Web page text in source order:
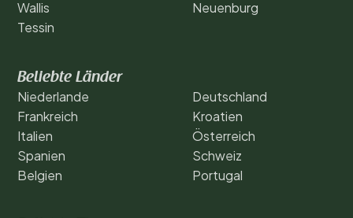
Wallis
Tessin
Neuenburg
Beliebte Länder
Niederlande
Frankreich
Italien
Spanien
Belgien
Deutschland
Kroatien
Österreich
Schweiz
Portugal